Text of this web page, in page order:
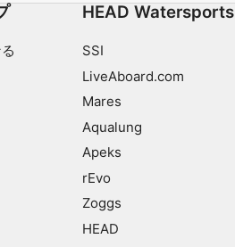
HEAD Watersports
SSI
LiveAboard.com
Mares
Aqualung
Apeks
rEvo
Zoggs
HEAD